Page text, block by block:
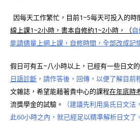
因每天工作繁忙，目前1~5每天可投入的時
線上課1~2小時，書本自修約1~2小時，（
能請儘量上網上課，自修時間，全部改成記
假日可有五~八小時以上，已經有一些日文
日語診斷 ，請作答後，回傳，以便了解目前
文雜誌，希望能藉著貴中心的課程在年底時
流獎學金的試驗。
（建議先利用吳氏日文
此60小時之內，就已經足以精準解析日文了